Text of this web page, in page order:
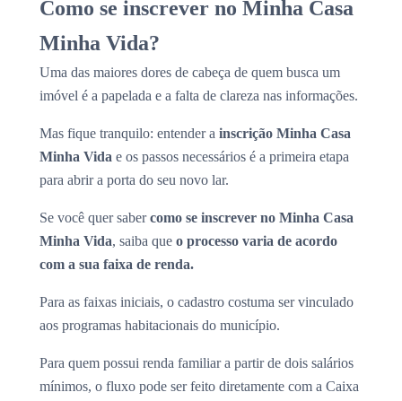
Como se inscrever no Minha Casa
Minha Vida?
Uma das maiores dores de cabeça de quem busca um
imóvel é a papelada e a falta de clareza nas informações.
Mas fique tranquilo: entender a inscrição Minha Casa
Minha Vida e os passos necessários é a primeira etapa
para abrir a porta do seu novo lar.
Se você quer sabercomo se inscrever no Minha Casa
Minha Vida, saiba que o processo varia de acordo
com a sua faixa de renda.
Para as faixas iniciais, o cadastro costuma ser vinculado
aos programas habitacionais do município.
Para quem possui renda familiar a partir de dois salários
mínimos, o fluxo pode ser feito diretamente com a Caixa